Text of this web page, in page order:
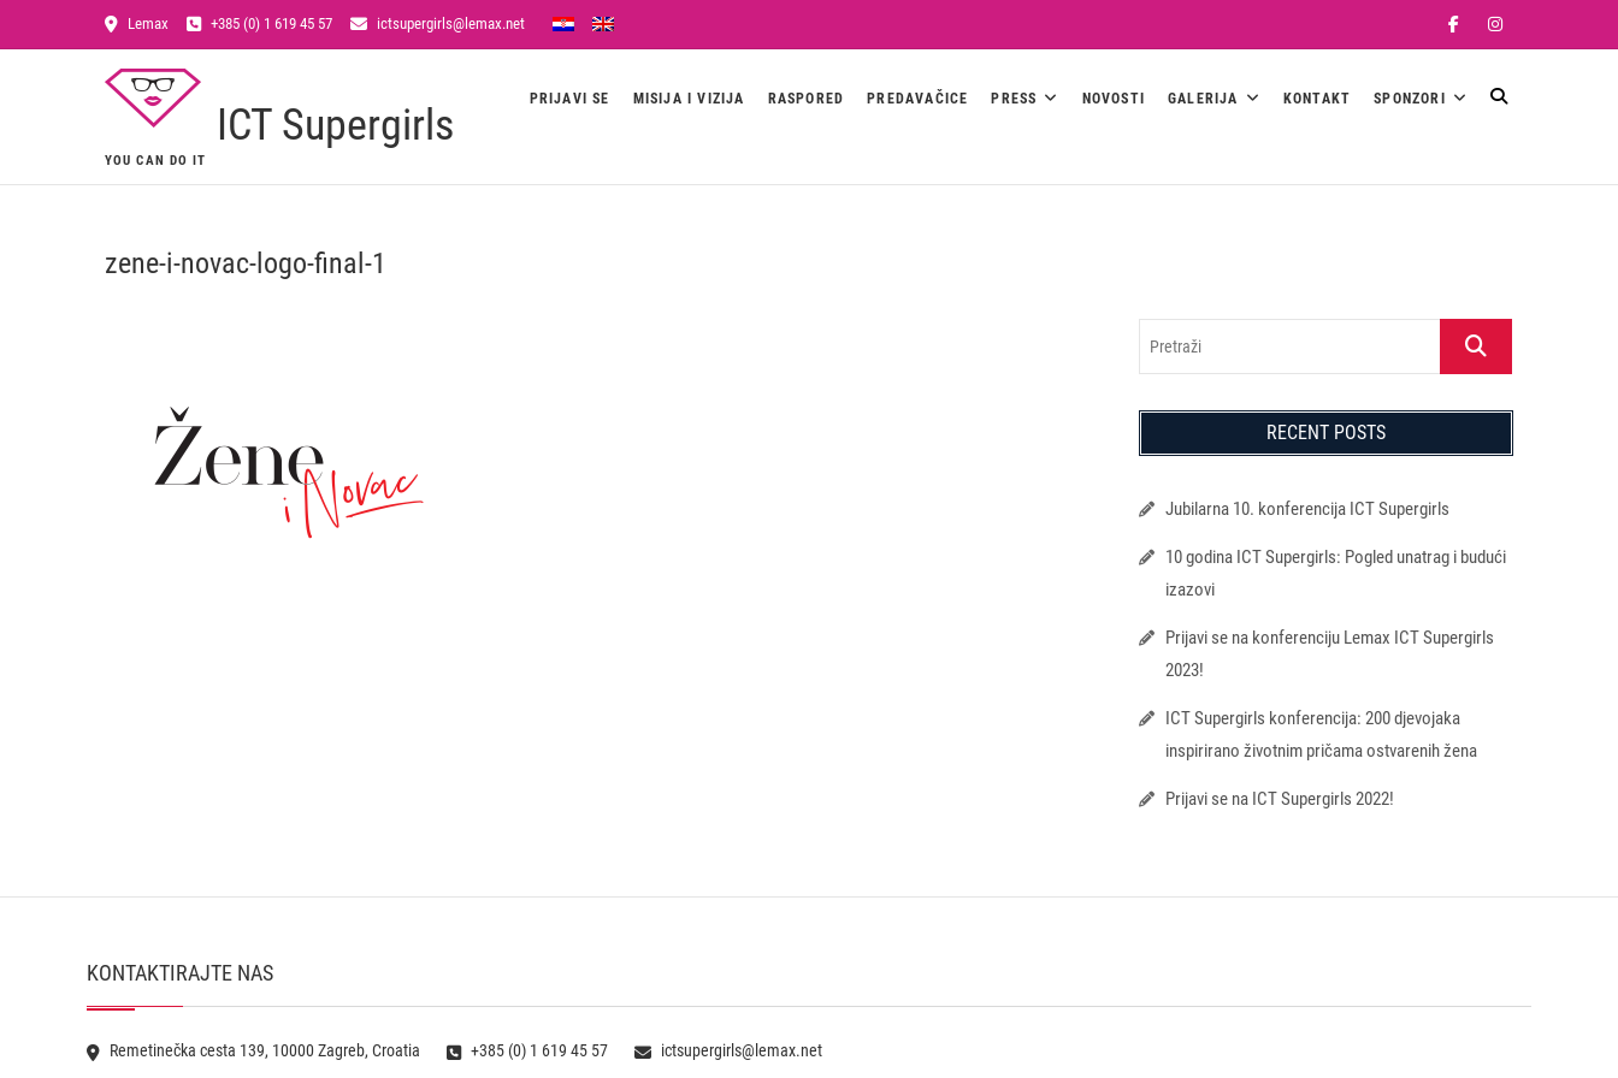
Lemax +385 (0) 1 619 45 57 ictsupergirls@lemax.net FacebookInstagram
ICT Supergirls
YOU CAN DO IT
PRIJAVI SE MISIJA I VIZIJA RASPORED PREDAVAČICE PRESS NOVOSTI GALERIJA KONTAKT SPONZORI
zene-i-novac-logo-final-1
Pretraži
RECENT POSTS
Jubilarna 10. konferencija ICT Supergirls
10 godina ICT Supergirls: Pogled unatrag i budući
izazovi
Prijavi se na konferenciju Lemax ICT Supergirls
2023!
ICT Supergirls konferencija: 200 djevojaka
inspirirano životnim pričama ostvarenih žena
Prijavi se na ICT Supergirls 2022!
KONTAKTIRAJTE NAS
Remetinečka cesta 139, 10000 Zagreb, Croatia +385 (0) 1 619 45 57 ictsupergirls@lemax.net